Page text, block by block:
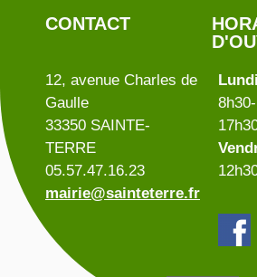
CONTACT
12, avenue Charles de
Gaulle
33350 SAINTE-
TERRE
05.57.47.16.23
mairie@sainteterre.fr